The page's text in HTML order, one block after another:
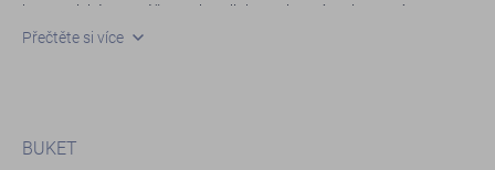
harmonická, s vyváženou kyselinkou a jemným citrusovým
závěrem. Alkoholový obsah činí 13 %, což přispívá k jeho svěžesti a
pikantním pokrmům. Kisi-Mtsvane 2021 – Tavankari je skvělou
Přečtěte si více
BUKET